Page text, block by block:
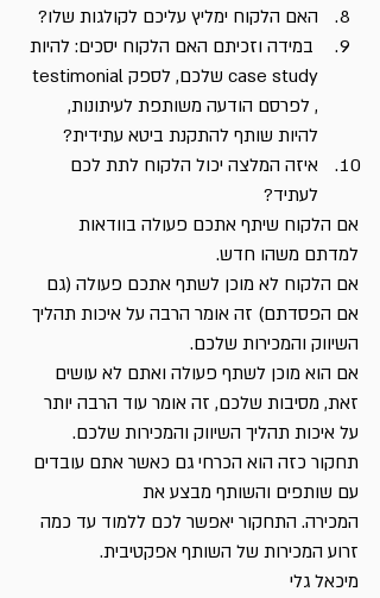
האם הלקוח ימליץ עליכם לקולגות שלו?
במידה וזכיתם האם הלקוח יסכים: להיות
, לפרסם הודעה משותפת לעיתונות,
להיות שותף להתקנת ביטא עתידית?
איזה המלצה יכול הלקוח לתת לכם
לעתיד?
אם הלקוח שיתף אתכם פעולה בוודאות
למדתם משהו חדש.
אם הלקוח לא מוכן לשתף אתכם פעולה (גם
אם הפסדתם) זה אומר הרבה על איכות תהליך
השיווק והמכירות שלכם.
אם הוא מוכן לשתף פעולה ואתם לא עושים
זאת, מסיבות שלכם, זה אומר עוד הרבה יותר
על איכות תהליך השיווק והמכירות שלכם.
תחקור כזה הוא הכרחי גם כאשר אתם עובדים
עם שותפים והשותף מבצע את
המכירה. התחקור יאפשר לכם ללמוד עד כמה
זרוע המכירות של השותף אפקטיבית.
מיכאל גלי